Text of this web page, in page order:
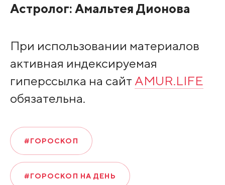
Астролог: Амальтея Дионова
При использовании материалов
активная индексируемая
гиперссылка на сайт AMUR.LIFE
обязательна.
#ГОРОСКОП
#ГОРОСКОП НА ДЕНЬ